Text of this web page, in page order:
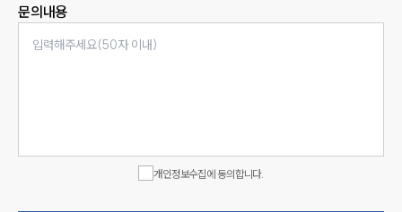
문의내용
개인정보수집에 동의합니다.